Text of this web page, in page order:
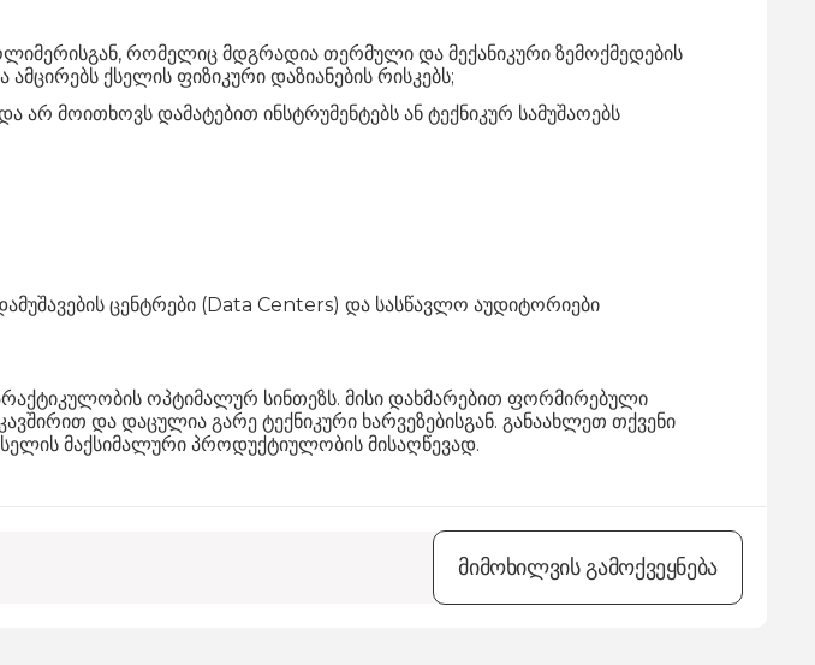
რომელიც მდგრადია თერმული და მექანიკური ზემოქმედების
ქსელის ფიზიკური დაზიანების რისკებს;
არ მოითხოვს დამატებით ინსტრუმენტებს ან ტექნიკურ სამუშაოებს
ცენტრები (Data Centers) და სასწავლო აუდიტორიები
ოპტიმალურ სინთეზს. მისი დახმარებით ფორმირებული
და დაცულია გარე ტექნიკური ხარვეზებისგან. განაახლეთ თქვენი
მაქსიმალური პროდუქტიულობის მისაღწევად.
მიმოხილვის გამოქვეყნება